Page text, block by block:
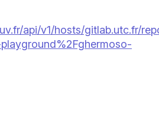
api/v1/hosts/gitlab.utc.fr/